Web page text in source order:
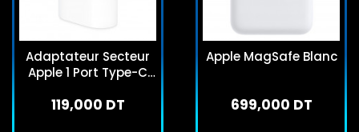
Adaptateur Secteur
Apple 1 Port Type-C
119,000 DT
Apple MagSafe Blanc
699,000 DT